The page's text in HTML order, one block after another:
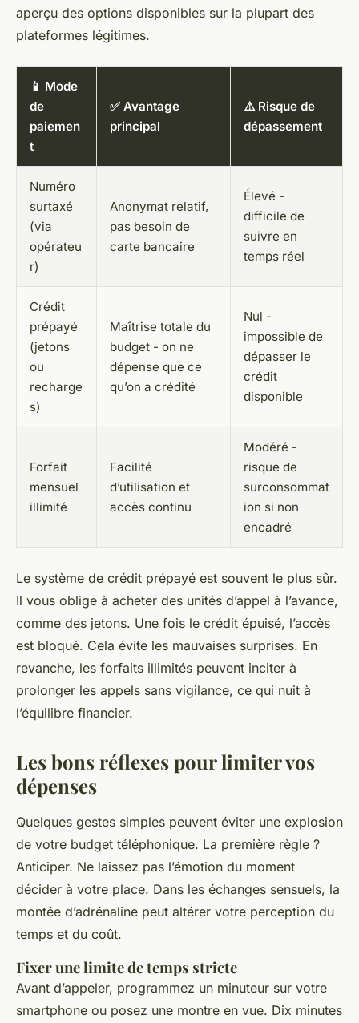
aperçu des options disponibles sur la plupart des
plateformes légitimes.
📱 Mode
de
paiemen
t
✅ Avantage
principal
⚠️ Risque de
dépassement
Numéro
surtaxé
(via
opérateu
r)
Anonymat relatif,
pas besoin de
carte bancaire
Élevé -
difficile de
suivre en
temps réel
Crédit
prépayé
(jetons
ou
recharge
s)
Maîtrise totale du
budget - on ne
dépense que ce
qu’on a crédité
Nul -
impossible de
dépasser le
crédit
disponible
Forfait
mensuel
illimité
Facilité
d’utilisation et
accès continu
Modéré -
risque de
surconsommat
ion si non
encadré
Le système de crédit prépayé est souvent le plus sûr.
Il vous oblige à acheter des unités d’appel à l’avance,
comme des jetons. Une fois le crédit épuisé, l’accès
est bloqué. Cela évite les mauvaises surprises. En
revanche, les forfaits illimités peuvent inciter à
prolonger les appels sans vigilance, ce qui nuit à
l’équilibre financier.
Les bons réflexes pour limiter vos
dépenses
Quelques gestes simples peuvent éviter une explosion
de votre budget téléphonique. La première règle ?
Anticiper. Ne laissez pas l’émotion du moment
décider à votre place. Dans les échanges sensuels, la
montée d’adrénaline peut altérer votre perception du
temps et du coût.
Fixer une limite de temps stricte
Avant d’appeler, programmez un minuteur sur votre
smartphone ou posez une montre en vue. Dix minutes